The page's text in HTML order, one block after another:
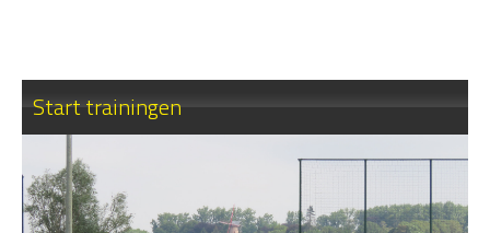
Start trainingen